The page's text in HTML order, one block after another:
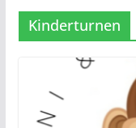
Kinderturnen